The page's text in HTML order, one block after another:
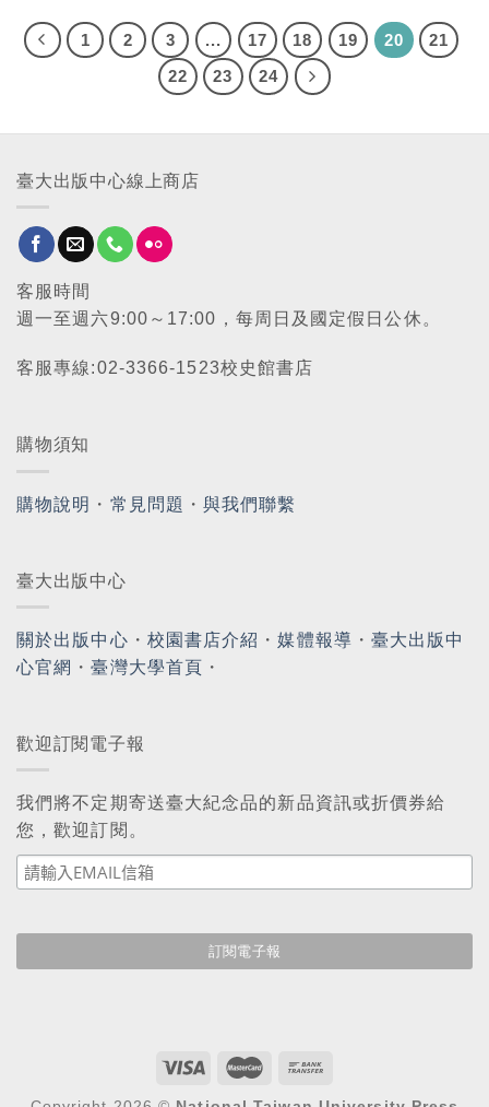
1 2 3 ... 17 18 19 20
21
22
23 24
臺大出版中心線上商店
客服時間
週一至週六9:00～17:00，每周日及國定假日公休。
客服專線:02-3366-1523校史館書店
購物須知
購物說明 ・ 常見問題 ・與我們聯繫
臺大出版中心
關於出版中心 ・ 校園書店介紹 ・媒體報導 ・ 臺大出版中
心官網 ・臺灣大學首頁 ・
歡迎訂閱電子報
我們將不定期寄送臺大紀念品的新品資訊或折價券給
您，歡迎訂閱。